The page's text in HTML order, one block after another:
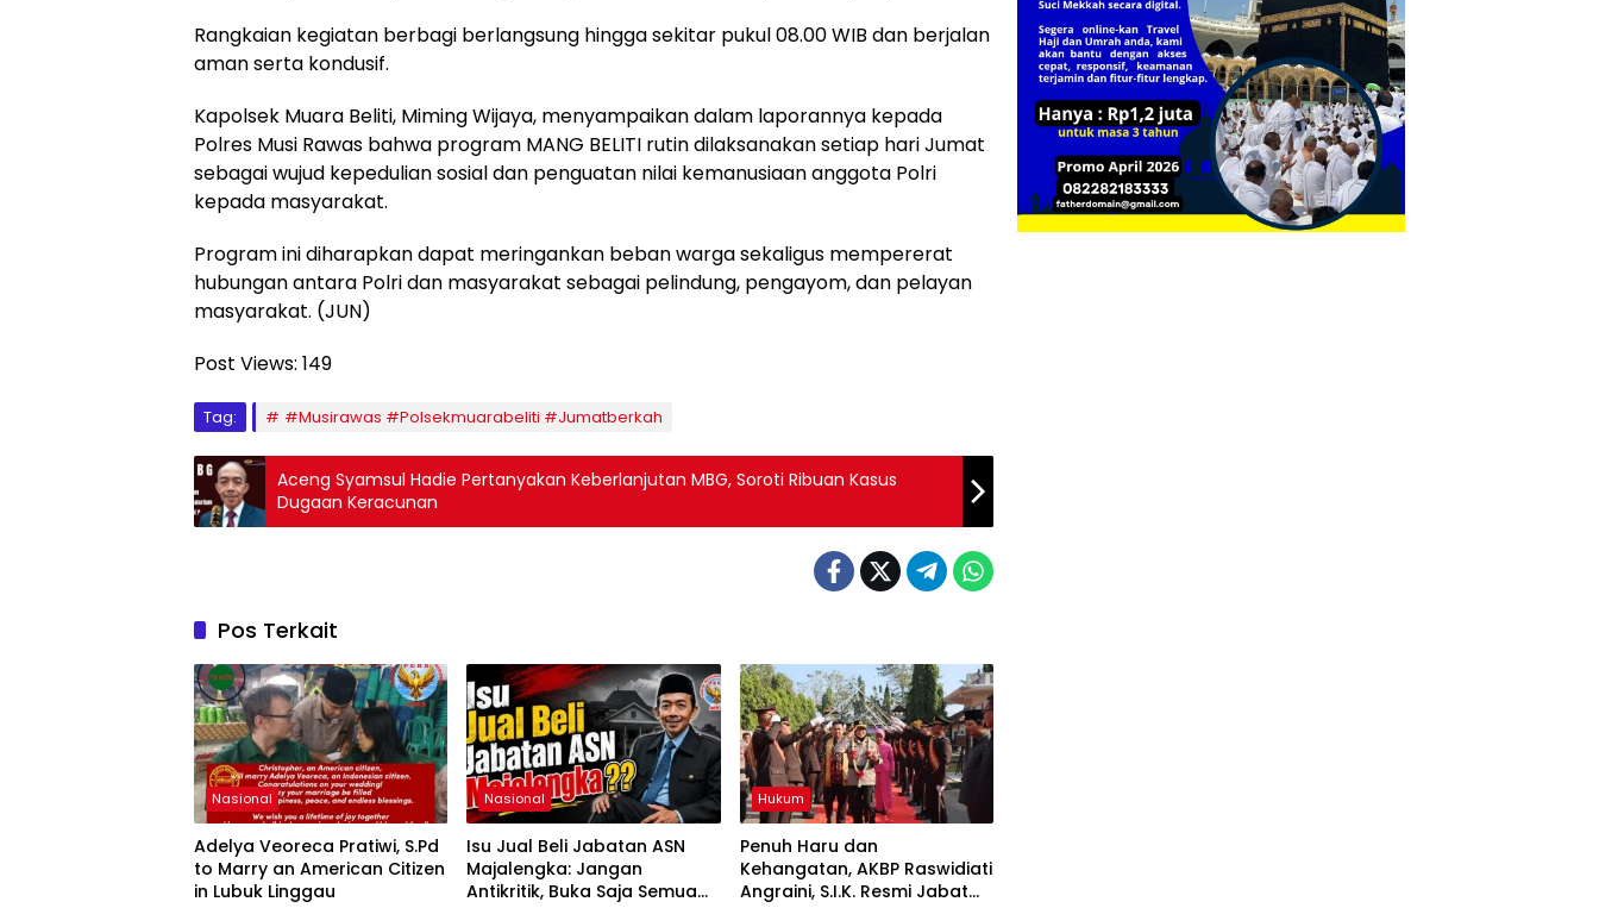
Rangkaian kegiatan berbagi berlangsung hingga sekitar pukul 08.00 WIB dan berjalan
aman serta kondusif.
Kapolsek Muara Beliti, Miming Wijaya, menyampaikan dalam laporannya kepada
Polres Musi Rawas bahwa program MANG BELITI rutin dilaksanakan setiap hari Jumat
sebagai wujud kepedulian sosial dan penguatan nilai kemanusiaan anggota Polri
kepada masyarakat.
Program ini diharapkan dapat meringankan beban warga sekaligus mempererat
hubungan antara Polri dan masyarakat sebagai pelindung, pengayom, dan pelayan
masyarakat. (JUN)
Post Views: 149
Tag: #Musirawas #Polsekmuarabeliti #Jumatberkah
Aceng Syamsul Hadie Pertanyakan Keberlanjutan MBG, Soroti Ribuan Kasus
Dugaan Keracunan
Pos Terkait
Nasional
Adelya Veoreca Pratiwi, S.Pd
to Marry an American Citizen
in Lubuk Linggau
Nasional
Isu Jual Beli Jabatan ASN
Majalengka: Jangan
Antikritik, Buka Saja Semua
Hukum
Penuh Haru dan
Kehangatan, AKBP Raswidiati
Angraini, S.I.K. Resmi Jabat